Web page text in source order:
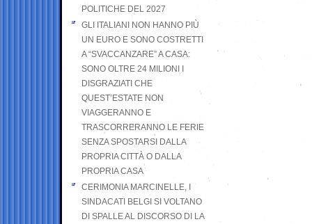
POLITICHE DEL 2027
GLI ITALIANI NON HANNO PIÙ
UN EURO E SONO COSTRETTI
A “SVACCANZARE” A CASA:
SONO OLTRE 24 MILIONI I
DISGRAZIATI CHE
QUEST’ESTATE NON
VIAGGERANNO E
TRASCORRERANNO LE FERIE
SENZA SPOSTARSI DALLA
PROPRIA CITTÀ O DALLA
PROPRIA CASA
CERIMONIA MARCINELLE, I
SINDACATI BELGI SI VOLTANO
DI SPALLE AL DISCORSO DI LA